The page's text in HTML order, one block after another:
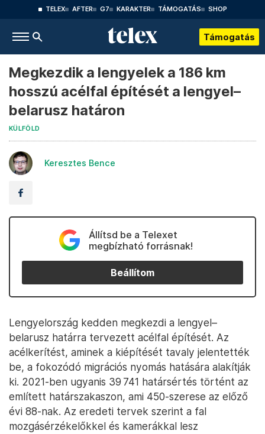
TELEX AFTER G7 KARAKTER TÁMOGATÁS SHOP
Támogatás
Megkezdik a lengyelek a 186 km
hosszú acélfal építését a lengyel–
belarusz határon
KÜLFÖLD
Keresztes Bence
Állítsd be a Telexet
megbízható forrásnak!
Beállítom
Lengyelország kedden megkezdi a lengyel–
belarusz határra tervezett acélfal építését. Az
acélkerítést, aminek a kiépítését tavaly jelentették
be, a fokozódó migrációs nyomás hatására alakítják
ki. 2021-ben ugyanis 39 741 határsértés történt az
említett határszakaszon, ami 450-szerese az előző
évi 88-nak. Az eredeti tervek szerint a fal
mozgásérzékelőkkel és kamerákkal lesz